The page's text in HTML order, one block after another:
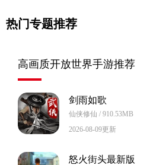
热门专题推荐
高画质开放世界手游推荐
剑雨如歌
仙侠修仙 / 910.53MB
2026-08-09更新
怒火街头最新版